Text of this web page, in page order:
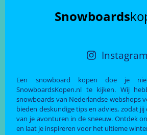
Snowboards
Instagram
Een snowboard kopen doe je
SnowboardsKopen.nl te kijken. Wij
snowboards van Nederlandse webshops
bieden deskundige tips en advies, zodat
van je avonturen in de sneeuw. Ontdek
en laat je inspireren voor het ultieme